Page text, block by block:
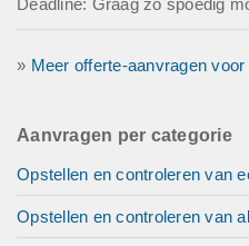
Deadline: Graag zo spoedig
» Meer offerte-aanvragen voor
Aanvragen per categorie
Opstellen en controleren van
Opstellen en controleren van